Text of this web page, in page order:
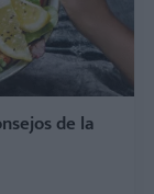
de la